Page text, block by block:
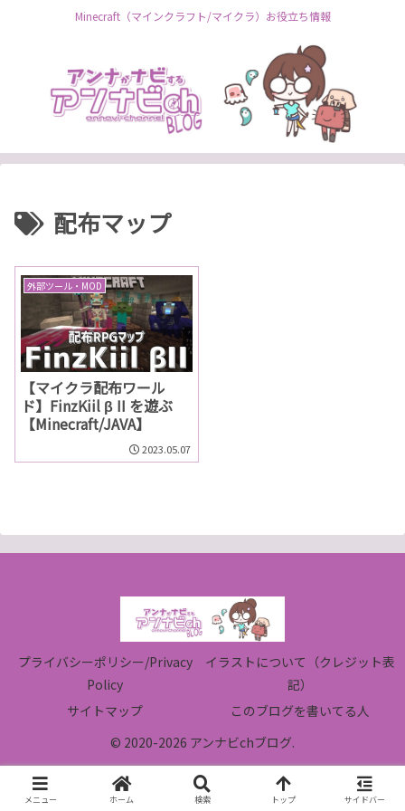
Minecraft（マインクラフト/マイクラ）お役立ち情報
配布マップ
外部ツール・MOD
【マイクラ配布ワール
ド】FinzKiil β II を遊ぶ
【Minecraft/JAVA】
2023.05.07
プライバシーポリシー/Privacy
Policy
イラストについて（クレジット表
記）
サイトマップ
このブログを書いてる人
© 2020-2026 アンナビchブログ.
メニュー ホーム 検索 トップ サイドバー